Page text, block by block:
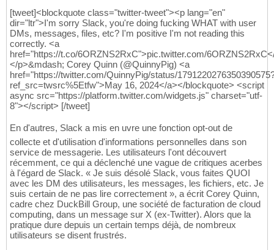
[tweet]<blockquote class="twitter-tweet"><p lang="en"
dir="ltr">I'm sorry Slack, you're doing fucking WHAT with user
DMs, messages, files, etc? I'm positive I'm not reading this
correctly. <a
href="https://t.co/6ORZNS2RxC">pic.twitter.com/
</p>&mdash; Corey Quinn (@QuinnyPig) <a
href="https://twitter.com/QuinnyPig/status/
ref_src=twsrc%5Etfw">May 16, 2024</a></blockquote> <script
async src="https://platform.twitter.com/widgets.js" charset="utf-
8"></script> [/tweet]
En d'autres, Slack a mis en uvre une fonction opt-out de
collecte et d'utilisation d'informations personnelles dans son
service de messagerie. Les utilisateurs l'ont découvert
récemment, ce qui a déclenché une vague de critiques acerbes
à l'égard de Slack. « Je suis désolé Slack, vous faites QUOI
avec les DM des utilisateurs, les messages, les fichiers, etc. Je
suis certain de ne pas lire correctement », a écrit Corey Quinn,
cadre chez DuckBill Group, une société de facturation de cloud
computing, dans un message sur X (ex-Twitter). Alors que la
pratique dure depuis un certain temps déjà, de nombreux
utilisateurs se disent frustrés.